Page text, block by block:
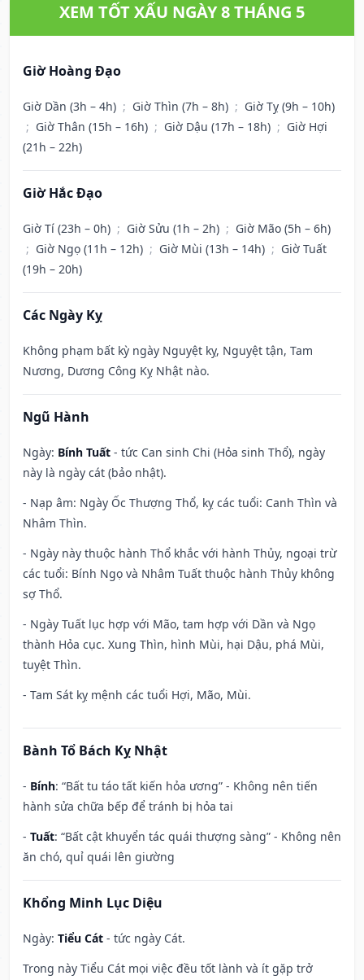
XEM TỐT XẤU NGÀY 8 THÁNG 5
Giờ Hoàng Đạo
Giờ Dần (3h – 4h) ; Giờ Thìn (7h – 8h) ; Giờ Tỵ (9h – 10h)
; Giờ Thân (15h – 16h) ; Giờ Dậu (17h – 18h) ; Giờ Hợi
(21h – 22h)
Giờ Hắc Đạo
Giờ Tí (23h – 0h) ; Giờ Sửu (1h – 2h) ; Giờ Mão (5h – 6h)
; Giờ Ngọ (11h – 12h) ; Giờ Mùi (13h – 14h) ; Giờ Tuất
(19h – 20h)
Các Ngày Kỵ
Không phạm bất kỳ ngày Nguyệt kỵ, Nguyệt tận, Tam
Nương, Dương Công Kỵ Nhật nào.
Ngũ Hành
Ngày: Bính Tuất - tức Can sinh Chi (Hỏa sinh Thổ), ngày
này là ngày cát (bảo nhật).
- Nạp âm: Ngày Ốc Thượng Thổ, kỵ các tuổi: Canh Thìn và
Nhâm Thìn.
- Ngày này thuộc hành Thổ khắc với hành Thủy, ngoại trừ
các tuổi: Bính Ngọ và Nhâm Tuất thuộc hành Thủy không
sợ Thổ.
- Ngày Tuất lục hợp với Mão, tam hợp với Dần và Ngọ
thành Hỏa cục. Xung Thìn, hình Mùi, hại Dậu, phá Mùi,
tuyệt Thìn.
- Tam Sát kỵ mệnh các tuổi Hợi, Mão, Mùi.
Bành Tổ Bách Kỵ Nhật
- Bính: “Bất tu táo tất kiến hỏa ương” - Không nên tiến
hành sửa chữa bếp để tránh bị hỏa tai
- Tuất: “Bất cật khuyển tác quái thượng sàng” - Không nên
ăn chó, quỉ quái lên giường
Khổng Minh Lục Diệu
Ngày: Tiểu Cát - tức ngày Cát.
Trong này Tiểu Cát mọi việc đều tốt lành và ít gặp trở